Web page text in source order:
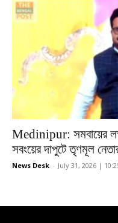
Medinipur: সমবায়ের
সবংয়ের দাপুটে তৃণমূল
News Desk - July 31, 2026 |